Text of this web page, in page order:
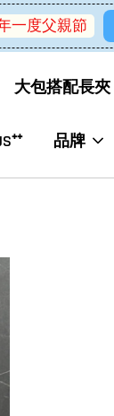
一度父親節
大包搭配長夾
品牌